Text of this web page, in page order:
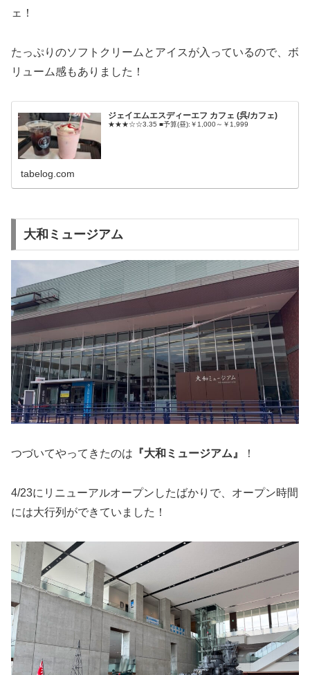
ェ！
たっぷりのソフトクリームとアイスが入っているので、ボ
リューム感もありました！
ジェイエムエスディーエフ カフェ (呉/カフェ)
★★★☆☆3.35 ■予算(昼):￥1,000～￥1,999
tabelog.com
大和ミュージアム
つづいてやってきたのは 『大和ミュージアム』 ！
4/23にリニューアルオープンしたばかりで、オープン時間
には大行列ができていました！